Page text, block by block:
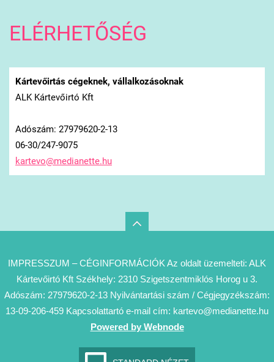
ELÉRHETŐSÉG
Kártevőirtás cégeknek, vállalkozásoknak
ALK Kártevőirtó Kft
Adószám: 27979620-2-13
06-30/247-9075
kartevo@medianette.hu
IMPRESSZUM – CÉGINFORMÁCIÓK Az oldalt üzemelteti: ALK
Kártevőirtó Kft Székhely: 2310 Szigetszentmiklós Horog u 3.
Adószám: 27979620-2-13 Nyilvántartási szám / Cégjegyzékszám:
13-09-206-459 Kapcsolattartó e-mail cím: kartevo@medianette.hu
Powered by Webnode